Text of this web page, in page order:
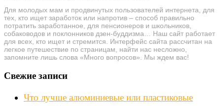
Для молодых мам и продвинутых пользователей интернета, для
тех, кто ищет заработок или напротив – способ правильно
потратить заработанное, для пенсионеров и школьников,
собаководов и поклонников дзен-буддизма… Наш сайт работает
для всех, кто ищет и стремится. Интерфейс сайта рассчитан на
легкое путешествие по страницам, найти нас несложно,
запомните лишь слова «Много вопросов». Мы ждем вас!
Свежие записи
Что лучше алюминиевые или пластиковые